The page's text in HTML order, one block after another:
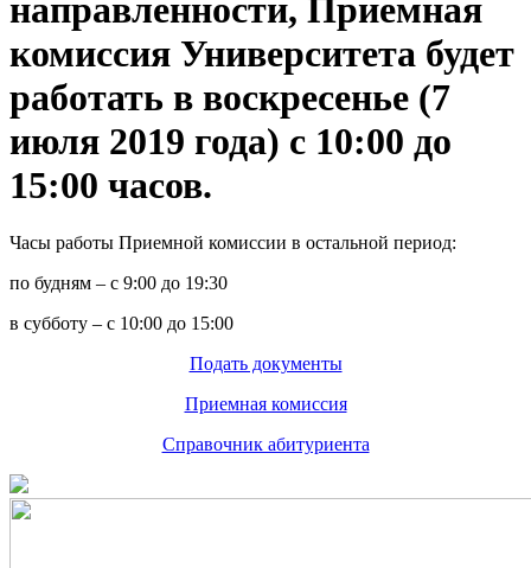
направленности, Приемная
комиссия Университета будет
работать в воскресенье (7
июля 2019 года) с 10:00 до
15:00 часов.
Часы работы Приемной комиссии в остальной период:
по будням – с 9:00 до 19:30
в субботу – с 10:00 до 15:00
Подать документы
Приемная комиссия
Справочник абитуриента